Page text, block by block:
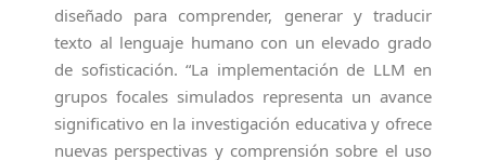
diseñado para comprender, generar y traducir
texto al lenguaje humano con un elevado grado
de sofisticación. “La implementación de LLM en
grupos focales simulados representa un avance
significativo en la investigación educativa y ofrece
nuevas perspectivas y comprensión sobre el uso